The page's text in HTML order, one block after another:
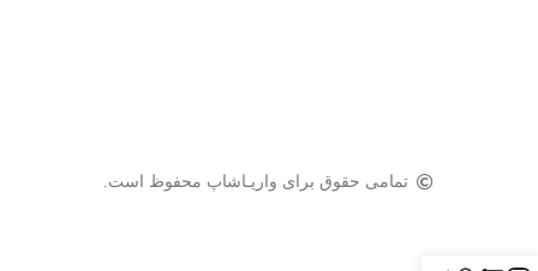
تمامی حقوق برای واریـاشاپ محفوظ است.